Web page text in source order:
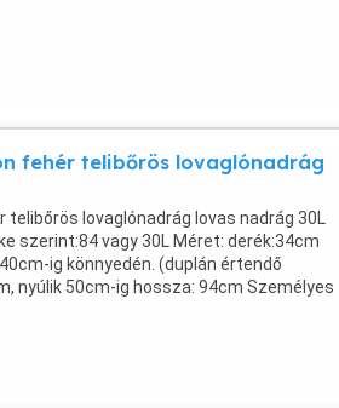
fehér telibőrös lovaglónadrág
telibőrös lovaglónadrág lovas nadrág 30L
szerint:84 vagy 30L Méret: derék:34cm
ig könnyedén. (duplán értendő
nyúlik 50cm-ig hossza: 94cm Személyes
vagy előre utalás után postázom